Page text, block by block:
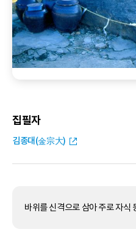
집필자
김종대(金宗大)
바위를 신격으로 삼아 주로 자식